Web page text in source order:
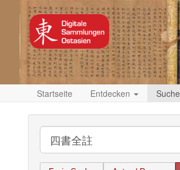
Startseite Entdecken Suche